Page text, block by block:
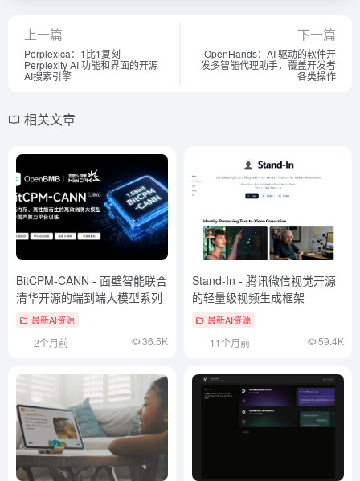
上一篇
Perplexica：1比1复刻
Perplexity AI 功能和界面的开源
AI搜索引擎
下一篇
OpenHands：AI 驱动的软件开
发多智能代理助手，覆盖开发者
各类操作
相关文章
BitCPM-CANN - 面壁智能联合
清华开源的端到端大模型系列
最新AI资源
2个月前 36.5K
Stand-In - 腾讯微信视觉开源
的轻量级视频生成框架
最新AI资源
11个月前 59.4K